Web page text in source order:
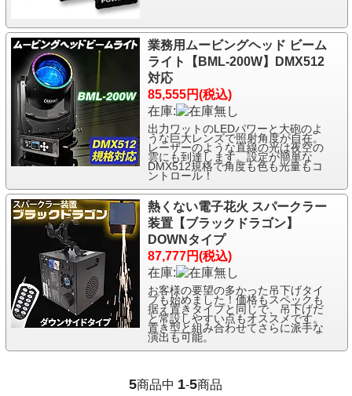
業務用ムービングヘッド ビーム
ライト【BML-200W】DMX512
対応
85,555円(税込)
在庫:
出力ワットのLEDパワーと大砲のよ
うな巨大レンズで照射角度が自在。
レーザーのような直線の光は夜空の
雲にも到達します。設定が簡単な
DMX512規格で角度も色も光量もコ
ントロール！
熱くない電子花火 スパークラー
装置【ブラックドラゴン】
DOWNタイプ
87,777円(税込)
在庫:
お客様の要望の多かった吊下げタイ
プも始めました！価格もスペックも
据え置きタイプと同じで、吊下げだ
と常設しやすい点もオススメです。
置き型と組み合わせてさらに派手な
演出も可能。
5商品中 1-5商品